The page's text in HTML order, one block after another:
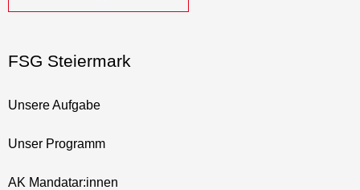
FSG Steiermark
Unsere Aufgabe
Unser Programm
AK Mandatar:innen